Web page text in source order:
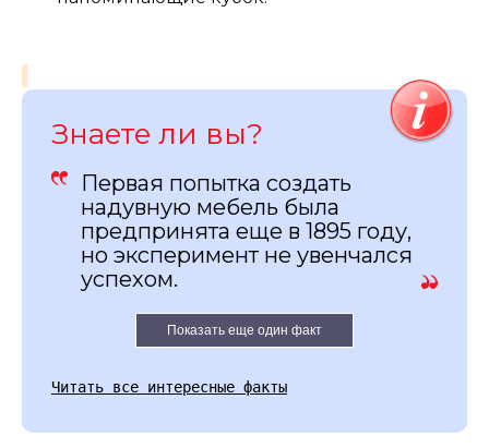
Знаете ли вы?
Первая попытка создать
надувную мебель была
предпринята еще в 1895 году,
но эксперимент не увенчался
успехом.
Показать еще один факт
Читать все интересные факты